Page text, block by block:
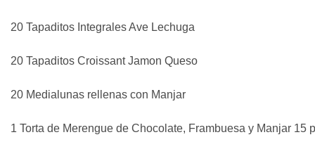
20 Tapaditos Integrales Ave Lechuga
20 Tapaditos Croissant Jamon Queso
20 Medialunas rellenas con Manjar
1 Torta de Merengue de Chocolate, Frambuesa y Manjar 15